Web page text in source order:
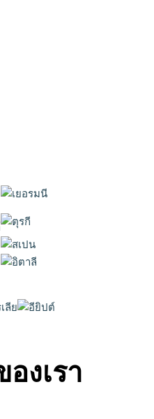
งเรา